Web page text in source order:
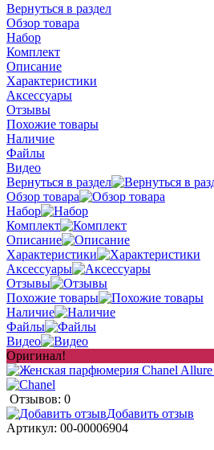
Вернуться в раздел
Обзор товара
Набор
Комплект
Описание
Характеристики
Аксессуары
Отзывы
Похожие товары
Наличие
Файлы
Видео
Вернуться в раздел
Обзор товара
Набор
Комплект
Описание
Характеристики
Аксессуары
Отзывы
Похожие товары
Наличие
Файлы
Видео
Оригинал!
Отзывов: 0
Добавить отзыв
Артикул: 00-00006904